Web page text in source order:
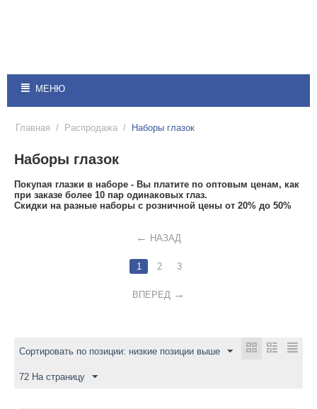
МЕНЮ
Главная / Распродажа / Наборы глазок
Наборы глазок
Покупая глазки в наборе - Вы платите по оптовым ценам, как
при заказе более 10 пар одинаковых глаз.
Скидки на разные наборы с розничной цены от 20% до 50%
НАЗАД
1 2 3
ВПЕРЕД
Сортировать по позиции: низкие позиции выше
72 На страницу